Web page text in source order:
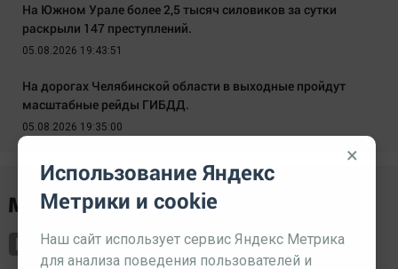
На Южном Урале более 2,5 тысяч силовиков за сутки
раскрыли 147 преступлений.
05.08.2026 19:43:51
На дорогах Челябинской области в выходные пройдут
масштабные рейды ГИБДД.
05.08.2026 19:35:00
×
Использование Яндекс
Метрики и cookie
Наш сайт использует сервис Яндекс Метрика
для анализа поведения пользователей и